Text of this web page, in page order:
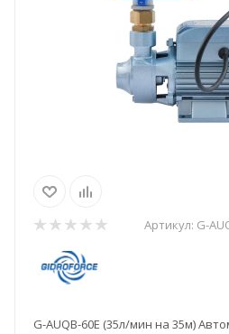
Артикул: G-
G-AUQB-60E (35л/мин на 35м)